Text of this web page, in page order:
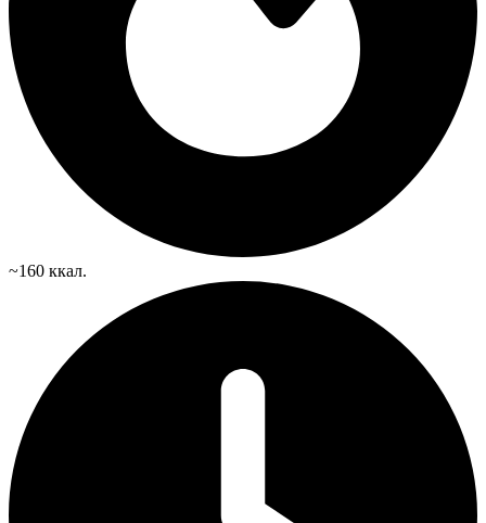
~160 ккал.